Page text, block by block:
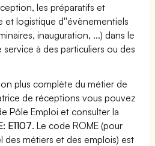
les préparatifs et
et logistique d''évènementiels
inauguration, ...) dans le
à des particuliers ou des
plus complète du métier de
de réceptions vous pouvez
Pôle Emploi et consulter la
E1107. Le code ROME (pour
métiers et des emplois) est